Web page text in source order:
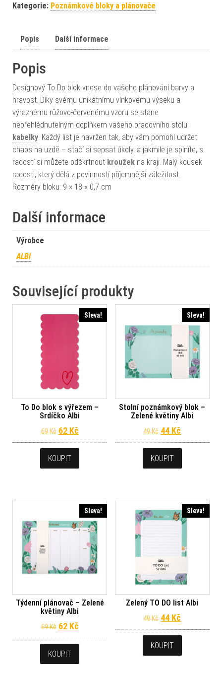
Kategorie: Poznámkové bloky a plánovače
Popis Další informace
Popis
Designový To Do blok vnese do vašeho plánování barvy a
hravost. Díky svému unikátnímu vlnkovému výseku a
výraznému růžovo-červenému vzoru se stane
nepřehlédnutelným doplňkem vašeho pracovního stolu i
kabelky . Každý list je navržen tak, aby vám pomohl udržet
chaos na uzdě – stačí si sepsat úkoly, a jakmile je splníte, s
radostí si můžete odškrtnout kroužek na kraji. Malý kousek
radosti, který dělá z povinností příjemnější záležitost.
Rozměry bloku: 9 × 18 × 0,7 cm
Další informace
Výrobce
ALBI
Související produkty
Sleva!
To Do blok s výřezem –
Srdíčko Albi
69Kč Původní cena byla: 69 Kč.
62 KčAktuální cena je: 62 Kč.
KOUPIT
Sleva!
Stolní poznámkový blok –
Zelené květiny Albi
49Kč Původní cena
44 Kč
KOUPIT
Sleva!
Týdenní plánovač – Zelené
květiny Albi
69Kč Původní cena byla: 69 Kč.
62 KčAktuální cena je: 62 Kč.
KOUPIT
Sleva!
Zelený TO DO list Albi
49Kč Původní cena
44 Kč
KOUPIT